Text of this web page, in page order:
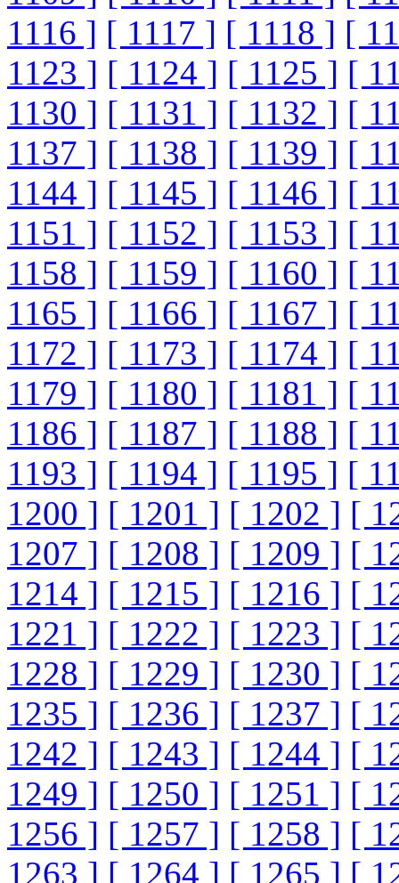
1116 ] [ 1117 ] [ 1118 ] [
1123 ] [ 1124 ] [ 1125 ] [
1130 ] [ 1131 ] [ 1132 ] [
1137 ] [ 1138 ] [ 1139 ] [
1144 ] [ 1145 ] [ 1146 ] [
1151 ] [ 1152 ] [ 1153 ] [
1158 ] [ 1159 ] [ 1160 ] [
1165 ] [ 1166 ] [ 1167 ] [
1172 ] [ 1173 ] [ 1174 ] [
1179 ] [ 1180 ] [ 1181 ] [
1186 ] [ 1187 ] [ 1188 ] [
1193 ] [ 1194 ] [ 1195 ] [
1200 ] [ 1201 ] [ 1202 ] [
1207 ] [ 1208 ] [ 1209 ] [
1214 ] [ 1215 ] [ 1216 ] [
1221 ] [ 1222 ] [ 1223 ] [
1228 ] [ 1229 ] [ 1230 ] [
1235 ] [ 1236 ] [ 1237 ] [
1242 ] [ 1243 ] [ 1244 ] [
1249 ] [ 1250 ] [ 1251 ] [
1256 ] [ 1257 ] [ 1258 ] [
1263 ] [ 1264 ] [ 1265 ] [